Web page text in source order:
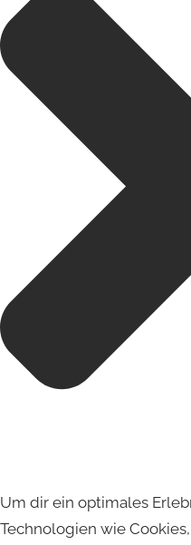
Um dir ein optimales
Technologien wie